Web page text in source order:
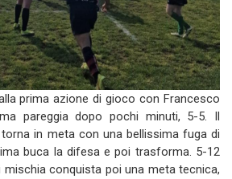
prima azione di gioco con Francesco
pareggia dopo pochi minuti, 5-5. Il
in meta con una bellissima fuga di
buca la difesa e poi trasforma. 5-12
conquista poi una meta tecnica,